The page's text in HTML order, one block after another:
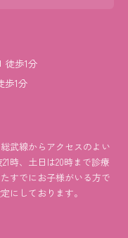
歩1分
歩1分
武線からアクセスのよい
時、土日は20時まで診療
すでにお子様がいる方で
にしております。